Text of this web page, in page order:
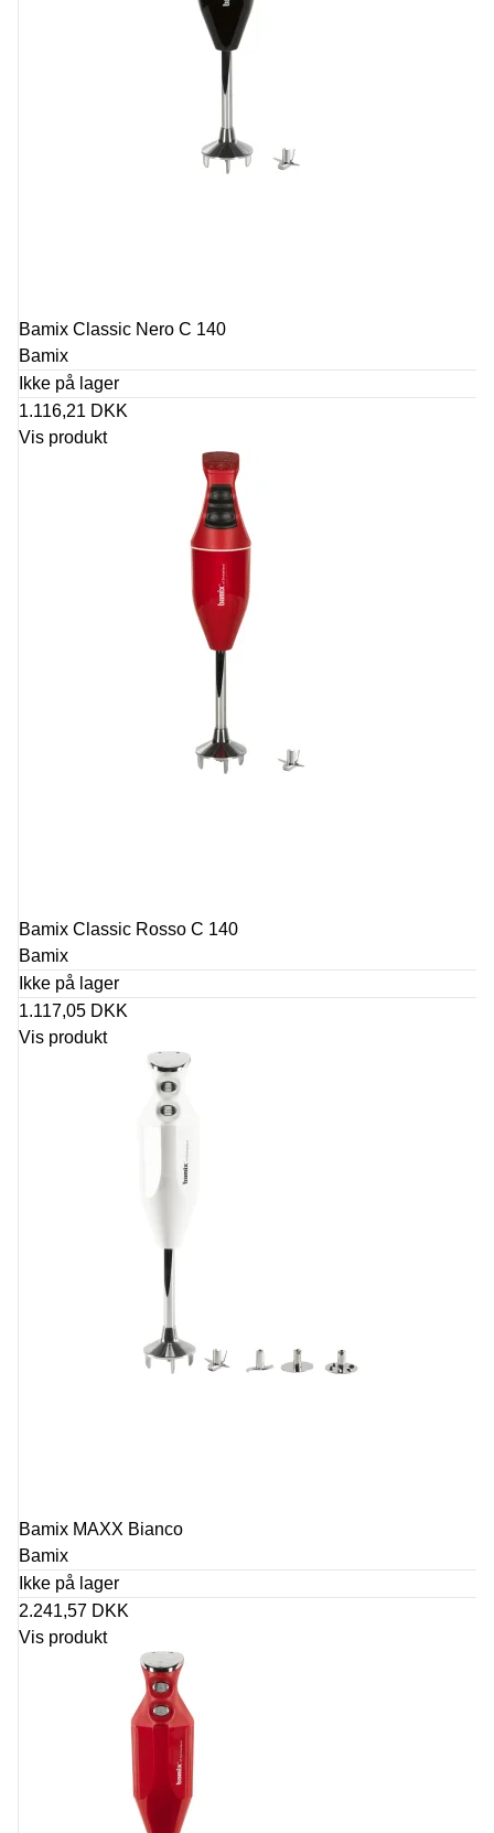
Bamix Classic Nero C 140
Bamix
Ikke på lager
1.116,21 DKK
Vis produkt
Bamix Classic Rosso C 140
Bamix
Ikke på lager
1.117,05 DKK
Vis produkt
Bamix MAXX Bianco
Bamix
Ikke på lager
2.241,57 DKK
Vis produkt